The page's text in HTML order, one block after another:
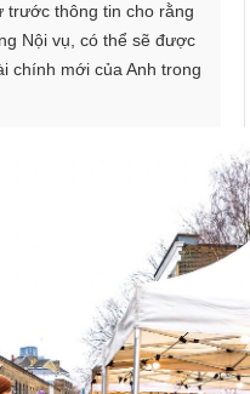
trước thông tin cho rằng
Nội vụ, có thể sẽ được
chính mới của Anh trong